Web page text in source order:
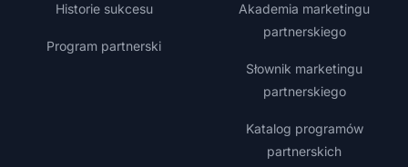
Historie sukcesu
Program partnerski
Akademia marketingu
partnerskiego
Słownik marketingu
partnerskiego
Katalog programów
partnerskich